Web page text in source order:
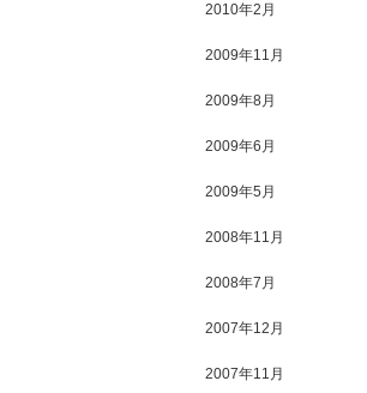
2010年2月
2009年11月
2009年8月
2009年6月
2009年5月
2008年11月
2008年7月
2007年12月
2007年11月